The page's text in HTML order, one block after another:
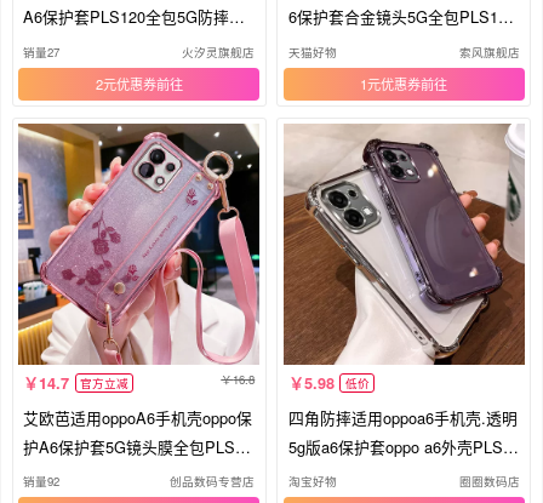
A6保护套PLS120全包5G防摔OP
OPA磨砂OPPA硅胶软边壳opa男
OPPa女65g新款oppopls
销量27 火汐灵旗舰店
2元优惠券
6保护套合金镜头5G全包PLS120
防摔opa6电镀硅胶65g软外壳opp
opls男女新款高颜值
天猫好物 索风旗舰店
1元优惠券
14.7 官方立减 16.8
艾欧芭适用oppoA6手机壳oppo保
护A6保护套5G镜头膜全包PLS12
0防摔软壳opa6腕带65G斜挎可背
销量92 创品数码专营店
5.98 低价
四角防摔适用oppoa6手机壳.透明
5g版a6保护套oppo a6外壳PLS12
0软ins风全包软壳tpu硅胶个性网
淘宝好物 圈圈数码店